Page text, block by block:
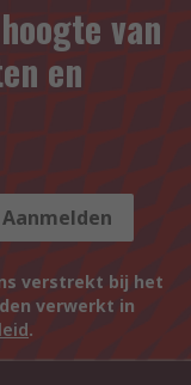
van
en
Aanmelden
verstrekt bij het
verwerkt in
.